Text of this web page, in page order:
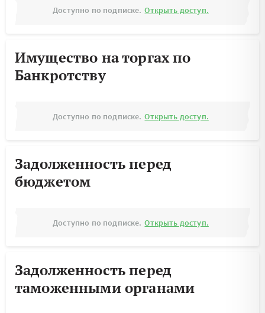
Доступно по подписке. Открыть доступ.
Имущество на торгах по
Банкротству
Доступно по подписке. Открыть доступ.
Задолженность перед
бюджетом
Доступно по подписке. Открыть доступ.
Задолженность перед
таможенными органами